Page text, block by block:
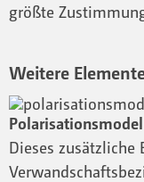
größte
Weitere
Dieses